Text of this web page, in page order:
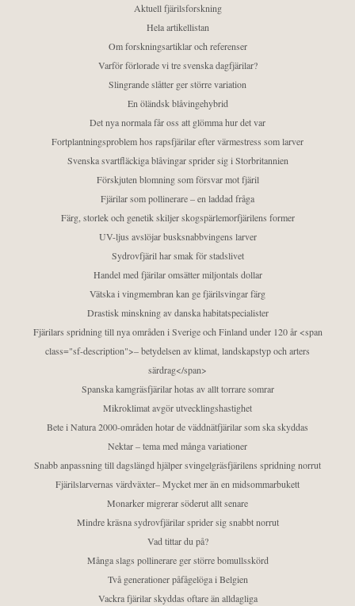
Aktuell fjärilsforskning
Hela artikellistan
Om forskningsartiklar och referenser
Varför förlorade vi tre svenska dagfjärilar?
Slingrande slåtter ger större variation
En öländsk blåvingehybrid
Det nya normala får oss att glömma hur det var
Fortplantningsproblem hos rapsfjärilar efter värmestress som larver
Svenska svartfläckiga blåvingar sprider sig i Storbritannien
Förskjuten blomning som försvar mot fjäril
Fjärilar som pollinerare – en laddad fråga
Färg, storlek och genetik skiljer skogspärlemorfjärilens former
UV-ljus avslöjar busksnabbvingens larver
Sydrovfjäril har smak för stadslivet
Handel med fjärilar omsätter miljontals dollar
Vätska i vingmembran kan ge fjärilsvingar färg
Drastisk minskning av danska habitatspecialister
Fjärilars spridning till nya områden i Sverige och Finland under 120 år <span
class="sf-description">– betydelsen av klimat, landskapstyp och arters
särdrag</span>
Spanska kamgräsfjärilar hotas av allt torrare somrar
Mikroklimat avgör utvecklingshastighet
Bete i Natura 2000-områden hotar de väddnätfjärilar som ska skyddas
Nektar – tema med många variationer
Snabb anpassning till dagslängd hjälper svingelgräsfjärilens spridning norrut
Fjärilslarvernas värdväxter– Mycket mer än en midsommarbukett
Monarker migrerar söderut allt senare
Mindre kräsna sydrovfjärilar sprider sig snabbt norrut
Vad tittar du på?
Många slags pollinerare ger större bomullsskörd
Två generationer påfågelöga i Belgien
Vackra fjärilar skyddas oftare än alldagliga